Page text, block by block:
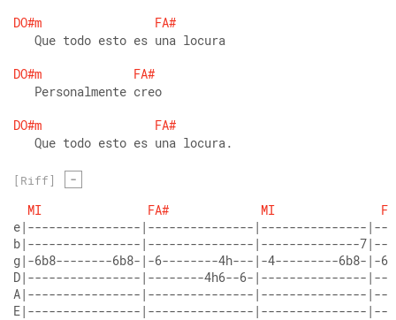
DO#m
FA#
   Que todo esto es una locura
DO#m
FA#
   Personalmente creo
DO#m
FA#
   Que todo esto es una locura.
[Riff] -
MI FA# MI
e|----------------|---------------|---------------
b|----------------|---------------|--------------
g|-6b8--------6b8-|-6--------4h---|-4---------6b8-|-
D|----------------|--------4h6--6-|---------------
A|----------------|---------------|---------------
E|----------------|---------------|---------------